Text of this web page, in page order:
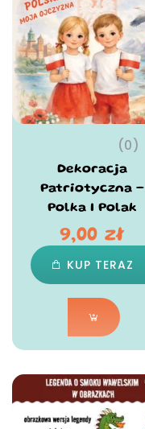
(0)
Dekoracja
Patriotyczna –
Polka I Polak
9,00 zł
KUP TERAZ